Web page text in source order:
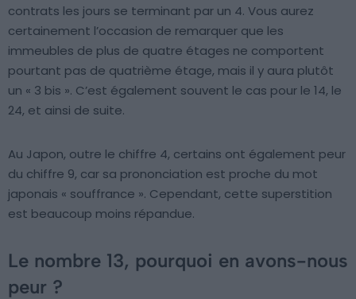
contrats les jours se terminant par un 4. Vous aurez
certainement l’occasion de remarquer que les
immeubles de plus de quatre étages ne comportent
pourtant pas de quatrième étage, mais il y aura plutôt
un « 3 bis ». C’est également souvent le cas pour le 14, le
24, et ainsi de suite.
Au Japon, outre le chiffre 4, certains ont également peur
du chiffre 9, car sa prononciation est proche du mot
japonais « souffrance ». Cependant, cette superstition
est beaucoup moins répandue.
Le nombre 13, pourquoi en avons-nous
peur ?